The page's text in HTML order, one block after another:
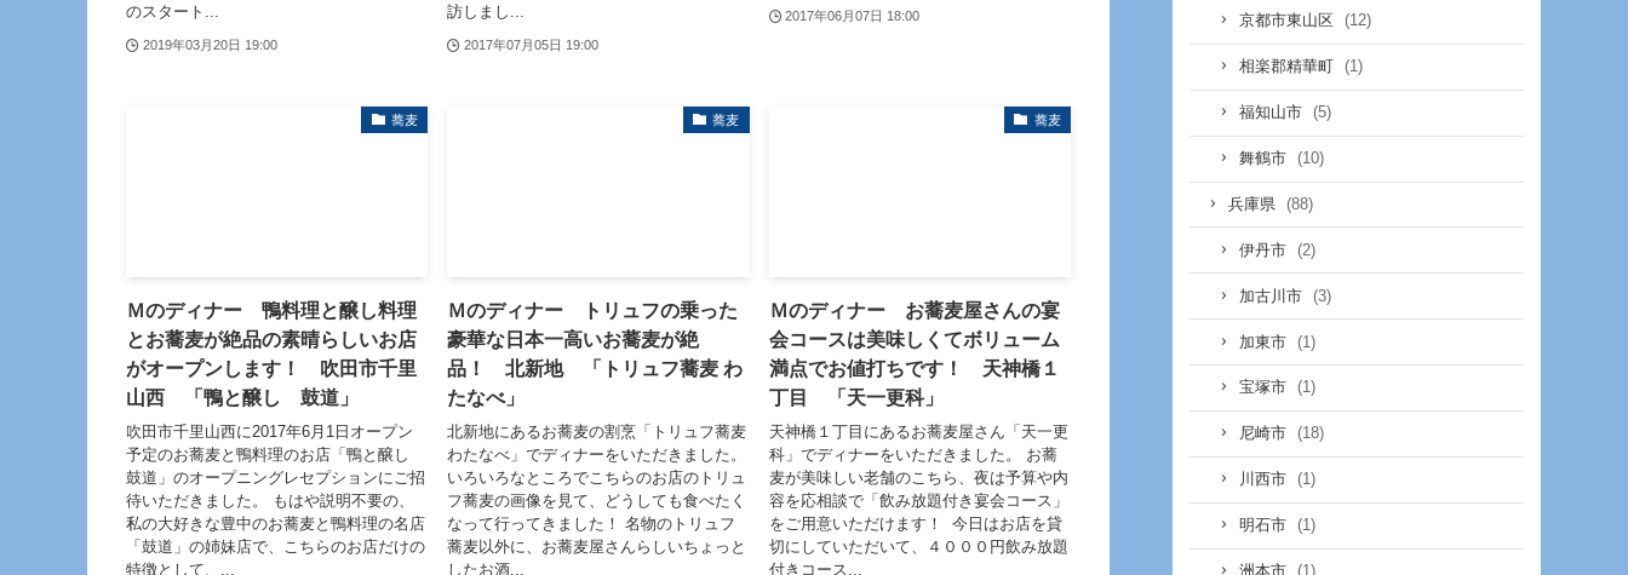
のスタート...
2019年03月20日 19:00
訪しまし...
2017年07月05日 19:00
2017年06月07日 18:00
蕎麦
Ｍのディナー 鴨料理と醸し料理
とお蕎麦が絶品の素晴らしいお店
がオープンします！ 吹田市千里
山西 「鴨と醸し 鼓道」
吹田市千里山西に2017年6月1日オープン
予定のお蕎麦と鴨料理のお店「鴨と醸し
鼓道」のオープニングレセプションにご招
待いただきました。 もはや説明不要の、
私の大好きな豊中のお蕎麦と鴨料理の名店
「鼓道」の姉妹店で、こちらのお店だけの
特徴として、...
蕎麦
Ｍのディナー トリュフの乗った
豪華な日本一高いお蕎麦が絶
品！ 北新地 「トリュフ蕎麦 わ
たなべ」
北新地にあるお蕎麦の割烹「トリュフ蕎麦
わたなべ」でディナーをいただきました。
いろいろなところでこちらのお店のトリュ
フ蕎麦の画像を見て、どうしても食べたく
なって行ってきました！ 名物のトリュフ
蕎麦以外に、お蕎麦屋さんらしいちょっと
したお酒...
蕎麦
Ｍのディナー お蕎麦屋さんの宴
会コースは美味しくてボリューム
満点でお値打ちです！ 天神橋１
丁目 「天一更科」
天神橋１丁目にあるお蕎麦屋さん「天一更
科」でディナーをいただきました。 お蕎
麦が美味しい老舗のこちら、夜は予算や内
容を応相談で「飲み放題付き宴会コース」
をご用意いただけます！ 今日はお店を貸
切にしていただいて、４０００円飲み放題
付きコース...
京都市東山区 (12)
相楽郡精華町 (1)
福知山市 (5)
舞鶴市 (10)
兵庫県 (88)
伊丹市 (2)
加古川市 (3)
加東市 (1)
宝塚市 (1)
尼崎市 (18)
川西市 (1)
明石市 (1)
洲本市 (1)